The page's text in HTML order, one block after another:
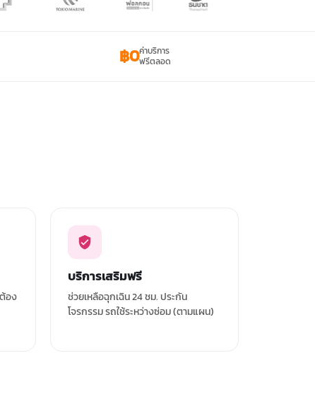
฿0ค่าบริการ
ฟรีตลอด
อง
บริการเสริมฟรี
ช่วยเหลือฉุกเฉิน 24 ชม. ประกัน
โจรกรรม รถใช้ระหว่างซ่อม (ตามแผน)